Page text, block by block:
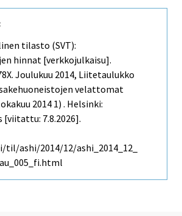
tilasto (SVT):
hinnat [verkkojulkaisu].
Joulukuu 2014, Liitetaulukko
velattomat
2014 1) . Helsinki:
[viitattu: 7.8.2026].
ashi/2014/12/ashi_2014_12_